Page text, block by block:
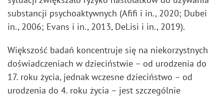
substancji psychoaktywnych (Afifi i in., 2020; Dubei
in., 2006; Evans i in., 2013, DeLisi i in., 2019).
Większość badań koncentruje się na niekorzystnych
doświadczeniach w dzieciństwie – od urodzenia do
17. roku życia, jednak wczesne dzieciństwo – od
urodzenia do 4. roku życia – jest szczególnie